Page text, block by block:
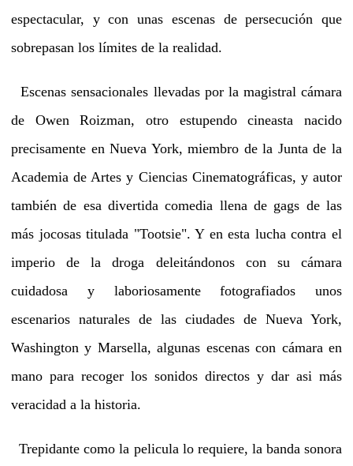
espectacular, y con unas escenas de persecución que
sobrepasan los límites de la realidad.
Escenas sensacionales llevadas por la magistral cámara
de Owen Roizman, otro estupendo cineasta nacido
precisamente en Nueva York, miembro de la Junta de la
Academia de Artes y Ciencias Cinematográficas, y autor
también de esa divertida comedia llena de gags de las
más jocosas titulada "Tootsie". Y en esta lucha contra el
imperio de la droga deleitándonos con su cámara
cuidadosa y laboriosamente fotografiados unos
escenarios naturales de las ciudades de Nueva York,
Washington y Marsella, algunas escenas con cámara en
mano para recoger los sonidos directos y dar asi más
veracidad a la historia.
Trepidante como la pelicula lo requiere, la banda sonora